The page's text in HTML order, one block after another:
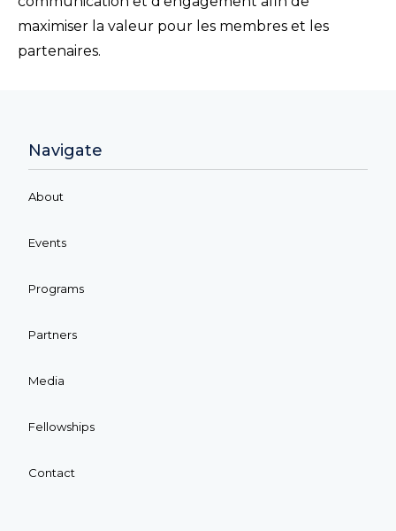
maximiser la valeur pour les membres et les
partenaires.
Navigate
About
Events
Programs
Partners
Media
Fellowships
Contact